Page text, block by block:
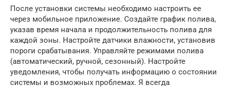
После установки системы необходимо настроить ее
через мобильное приложение. Создайте график полива,
указав время начала и продолжительность полива для
каждой зоны. Настройте датчики влажности, установив
пороги срабатывания. Управляйте режимами полива
(автоматический, ручной, сезонный). Настройте
уведомления, чтобы получать информацию о состоянии
системы и возможных проблемах. Я всегда